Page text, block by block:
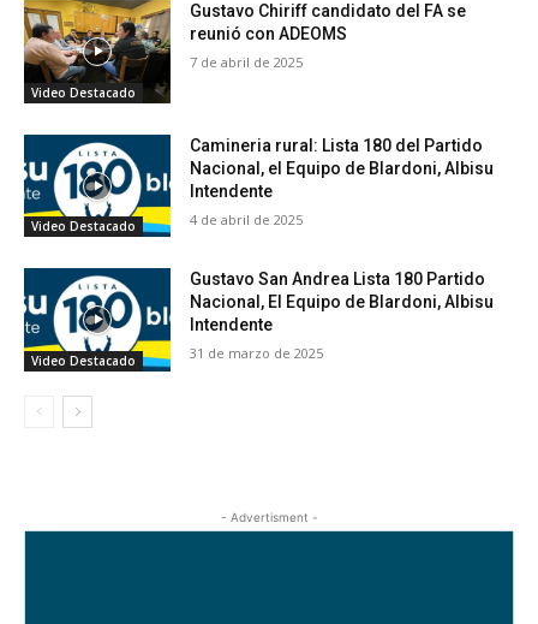
Video Destacado
Gustavo Chiriff candidato del FA se
reunió con ADEOMS
7 de abril de 2025
Video Destacado
Camineria rural: Lista 180 del Partido
Nacional, el Equipo de Blardoni, Albisu
Intendente
4 de abril de 2025
Video Destacado
Gustavo San Andrea Lista 180 Partido
Nacional, El Equipo de Blardoni, Albisu
Intendente
31 de marzo de 2025
- Advertisment -